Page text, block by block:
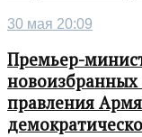
30 мая 20:09
Премьер-
новоизбранных
правления